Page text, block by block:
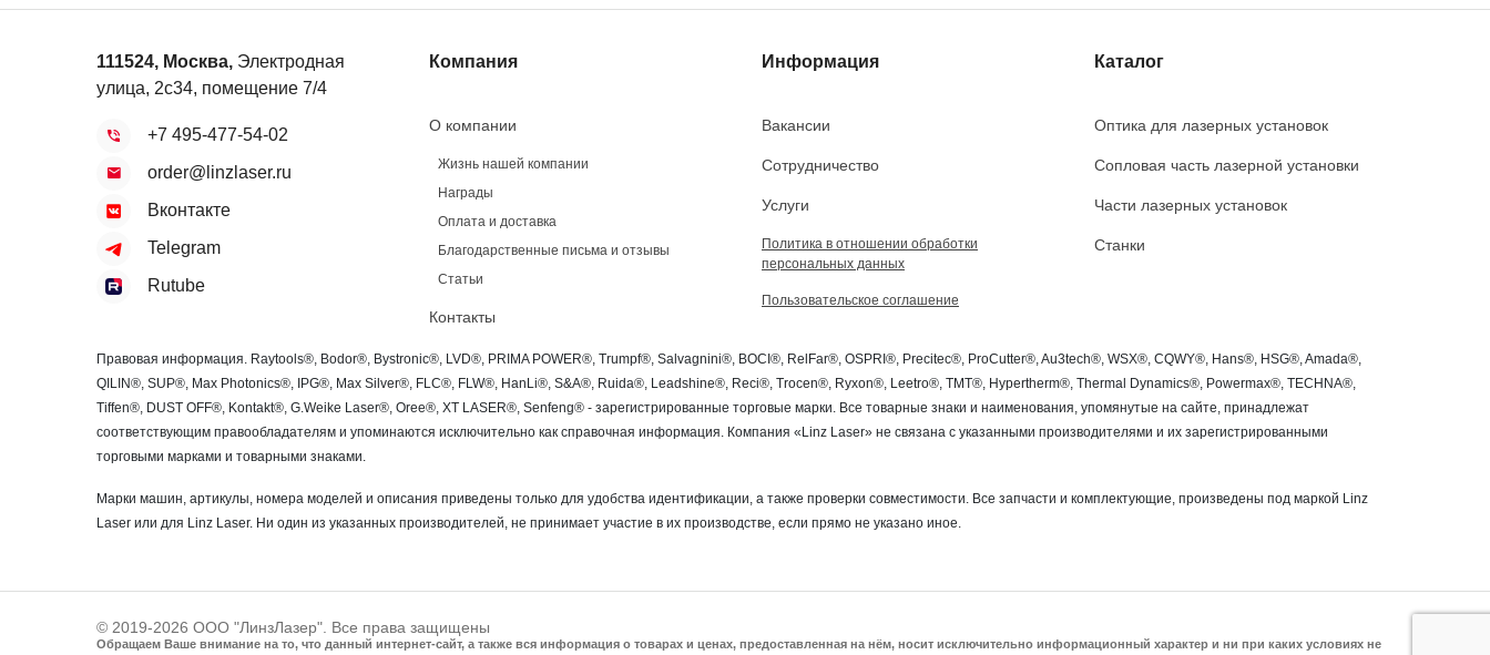
111524, Москва, Электродная
улица, 2с34, помещение 7/4
+7 495-477-54-02
order@linzlaser.ru
Вконтакте
Telegram
Rutube
Компания
О компании
Жизнь нашей компании
Награды
Оплата и доставка
Благодарственные письма и отзывы
Статьи
Контакты
Информация
Вакансии
Сотрудничество
Услуги
Политика в отношении обработки
персональных данных
Пользовательское соглашение
Каталог
Оптика для лазерных установок
Сопловая часть лазерной установки
Части лазерных установок
Станки
Правовая информация. Raytools®, Bodor®, Bystronic®, LVD®, PRIMA POWER®, Trumpf®, Salvagnini®, BOCI®, RelFar®, OSPRI®, Precitec®, ProCutter®, Au3tech®, WSX®, CQWY®, Hans®, HSG®, Amada®,
QILIN®, SUP®, Max Photonics®, IPG®, Max Silver®, FLC®, FLW®, HanLi®, S&A®, Ruida®, Leadshine®, Reci®, Trocen®, Ryxon®, Leetro®, TMT®, Hypertherm®, Thermal Dynamics®, Powermax®, TECHNA®,
Tiffen®, DUST OFF®, Kontakt®, G.Weike Laser®, Oree®, XT LASER®, Senfeng® - зарегистрированные торговые марки. Все товарные знаки и наименования, упомянутые на сайте, принадлежат
соответствующим правообладателям и упоминаются исключительно как справочная информация. Компания «Linz Laser» не связана с указанными производителями и их зарегистрированными
торговыми марками и товарными знаками.
Марки машин, артикулы, номера моделей и описания приведены только для удобства идентификации, а также проверки совместимости. Все запчасти и комплектующие, произведены под маркой Linz
Laser или для Linz Laser. Ни один из указанных производителей, не принимает участие в их производстве, если прямо не указано иное.
© 2019-2026 ООО "ЛинзЛазер". Все права защищены
Обращаем Ваше внимание на то, что данный интернет-сайт, а также вся информация о товарах и ценах, предоставленная на нём, носит исключительно информационный характер и ни при каких условиях не